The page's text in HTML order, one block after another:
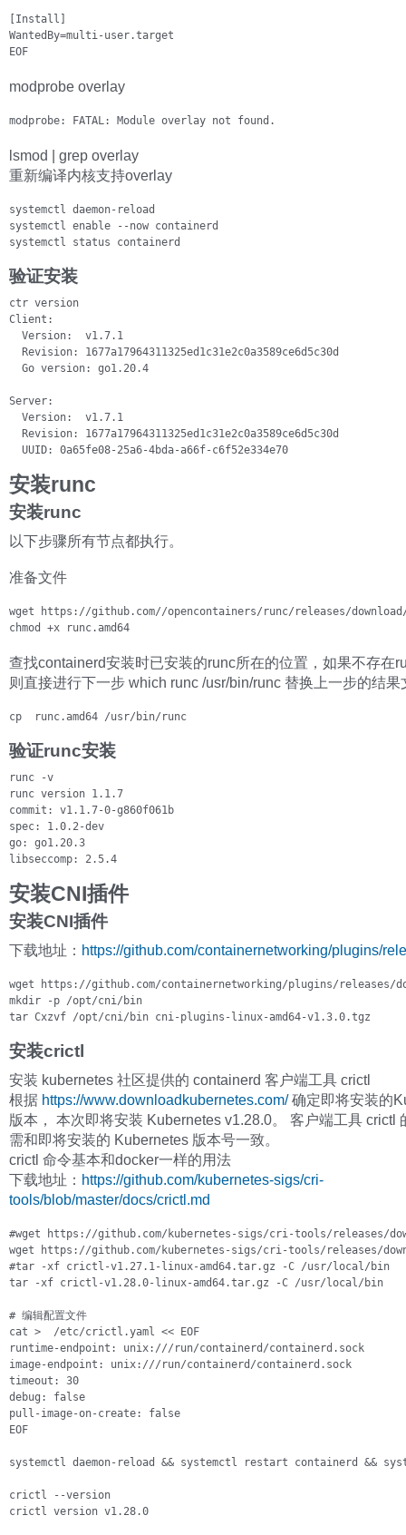
[Install]
WantedBy=multi-user.target
EOF
modprobe overlay
modprobe: FATAL: Module overlay not found.
lsmod | grep overlay
重新编译内核支持overlay
systemctl daemon-reload
systemctl enable --now containerd
systemctl status containerd
验证安装
ctr version
Client:
  Version:  v1.7.1
  Revision: 1677a17964311325ed1c31e2c0a3589ce6d5c30d
  Go version: go1.20.4
Server:
  Version:  v1.7.1
  Revision: 1677a17964311325ed1c31e2c0a3589ce6d5c30d
  UUID: 0a65fe08-25a6-4bda-a66f-c6f52e334e70
安装runc
安装runc
以下步骤所有节点都执行。
准备文件
wget https://github.com//opencontainers/runc/releases/
chmod +x runc.amd64
查找containerd安装时已安装的runc所在的位置，如果不存在
则直接进行下一步 which runc /usr/bin/runc 替换上一步的结果
cp  runc.amd64 /usr/bin/runc
验证runc安装
runc -v
runc version 1.1.7
commit: v1.1.7-0-g860f061b
spec: 1.0.2-dev
go: go1.20.3
libseccomp: 2.5.4
安装CNI插件
安装CNI插件
下载地址： https://github.com/containernetworking/plugins/
wget https://github.com/containernetworking/plugins/releases/
mkdir -p /opt/cni/bin
tar Cxzvf /opt/cni/bin cni-plugins-linux-amd64-v1.3.0.tgz
安装crictl
安装 kubernetes 社区提供的 containerd 客户端工具 crictl
根据 https://www.downloadkubernetes.com/确定即将安装的
版本， 本次即将安装 Kubernetes v1.28.0。 客户端工具 crictl
需和即将安装的 Kubernetes 版本号一致。
crictl 命令基本和docker一样的用法
下载地址： https://github.com/kubernetes-sigs/cri-
tools/blob/master/docs/crictl.md
#wget https://github.com/kubernetes-sigs/cri-tools/releases/
wget https://github.com/kubernetes-sigs/cri-tools/releases/
#tar -xf crictl-v1.27.1-linux-amd64.tar.gz -C /usr/local/bin
tar -xf crictl-v1.28.0-linux-amd64.tar.gz -C /usr/local/bin
# 编辑配置文件
cat >  /etc/crictl.yaml << EOF
runtime-endpoint: unix:///run/containerd/containerd.sock
image-endpoint: unix:///run/containerd/containerd.sock
timeout: 30
debug: false
pull-image-on-create: false
EOF
systemctl daemon-reload && systemctl restart containerd &&
crictl --version
crictl version v1.28.0